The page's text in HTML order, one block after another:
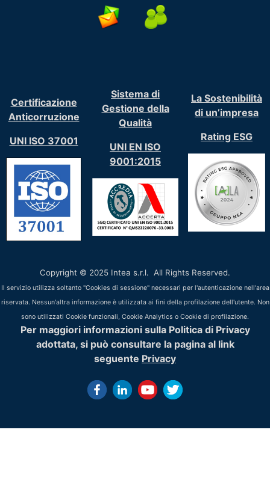
Certificazione
Anticorruzione
UNI ISO 37001
Sistema di
Gestione della
Qualità
UNI EN ISO
9001:2015
La Sostenibilità
di un’impresa
Rating ESG
Copyright © 2025 Intea s.r.l. All Rights Reserved.
Il servizio utilizza soltanto "Cookies di sessione" necessari per l'autenticazione nell'area
riservata. Nessun'altra informazione è utilizzata ai fini della profilazione dell'utente. Non
sono utilizzati Cookie funzionali, Cookie Analytics o Cookie di profilazione.
Per maggiori informazioni sulla Politica di Privacy
adottata, si può consultare la pagina al link
seguente Privacy